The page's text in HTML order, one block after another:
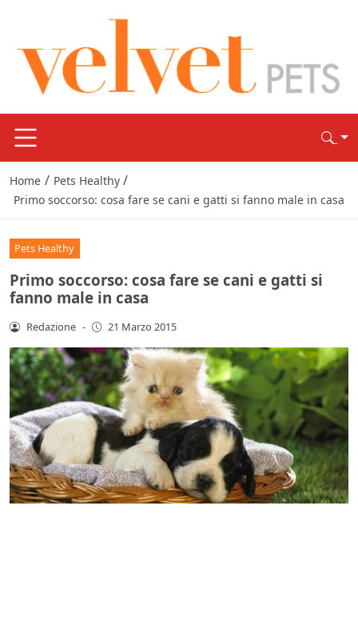
Home / Pets Healthy /
Primo soccorso: cosa fare se cani e gatti si fanno male in casa
Pets Healthy
Primo soccorso: cosa fare se cani e gatti si
fanno male in casa
Redazione - 21 Marzo 2015